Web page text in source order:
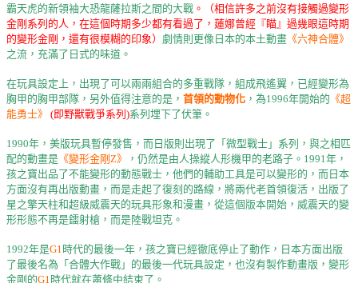
霸天虎的新領袖大恐龍薩拉斯之間的大戰 。（相信許多之前沒有接觸過變形
金剛系列的人，在這個時期多少都有看過了，蓮娜曾經『瞄』過幾眼這時期
的變形金剛，還有很模糊的印象） 劇情則更像日本的本土動畫 《六神合體》
之流，充滿了日式的味道。
在玩具設定上，出現了可以兩兩組合的多重戰隊，組成飛遙翼，已經變形為
胸甲的胸甲部隊，另外值得注意的是， 首領的動物化 ，為1996年開始的 《超
能勇士》
(即野獸戰爭系列)系列埋下了伏筆。
1990年，美版玩具暫停發售，而日版則出現了「微型戰士」系列，與之相匹
配的動畫是 《變形金剛Z》
，仍然是由人操縱人形機甲的老路子。1991年，
孩之寶出品了不能變形的動態戰士，他們的輔助工具是可以變形的，而日本
方面沒有再出版動畫，而是走起了復刻的路線，將兩代老首領復活，出版了
星之擎天柱和超級威震天的玩具形象和漫畫，從這個版本開始，威震天的變
形形態不再是鐳射槍，而是陸戰坦克。
1992年是G1 時代的最後一年，孩之寶已經徹底停止了動作，日本方面出版
了最後名為「合體大作戰」的最後一代玩具設定，也沒有製作動畫版，變形
金剛的G1 時代就在蕭條中結束了。